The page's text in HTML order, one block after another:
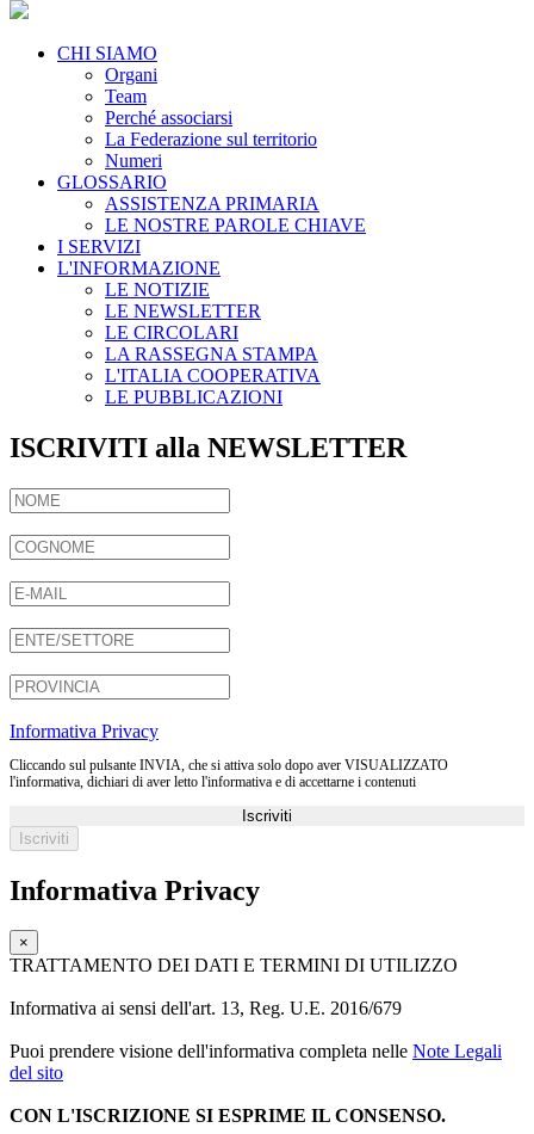
CHI SIAMO
Organi
Team
Perché associarsi
La Federazione sul territorio
Numeri
GLOSSARIO
ASSISTENZA PRIMARIA
LE NOSTRE PAROLE CHIAVE
I SERVIZI
L'INFORMAZIONE
LE NOTIZIE
LE NEWSLETTER
LE CIRCOLARI
LA RASSEGNA STAMPA
L'ITALIA COOPERATIVA
LE PUBBLICAZIONI
ISCRIVITI alla NEWSLETTER
Informativa Privacy
Cliccando sul pulsante INVIA, che si attiva solo dopo aver VISUALIZZATO
l'informativa, dichiari di aver letto l'informativa e di accettarne i contenuti
Iscriviti
Informativa Privacy
×
TRATTAMENTO DEI DATI E TERMINI DI UTILIZZO
Informativa ai sensi dell'art. 13, Reg. U.E. 2016/679
Puoi prendere visione dell'informativa completa nelle Note Legali
del sito
CON L'ISCRIZIONE SI ESPRIME IL CONSENSO.